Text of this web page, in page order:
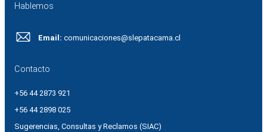
Hablemos
Email: comunicaciones@slepatacama.cl
Contacto
+56 44 2873 921
+56 44 2898 025
Sugerencias, Consultas y Reclamos (SIAC)